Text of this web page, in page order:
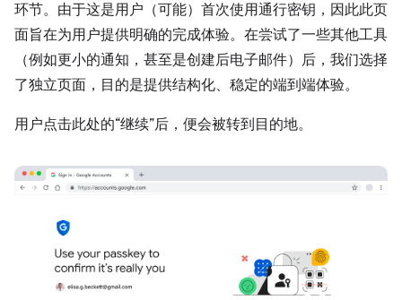
环节。由于这是用户（可能）首次使用通行密钥，因此此页
面旨在为用户提供明确的完成体验。在尝试了一些其他工具
（例如更小的通知，甚至是创建后电子邮件）后，我们选择
了独立页面，目的是提供结构化、稳定的端到端体验。
用户点击此处的“继续”后，便会被转到目的地。